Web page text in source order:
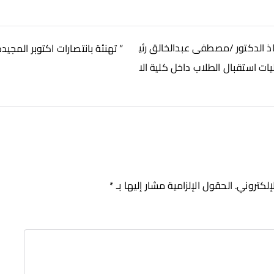
الدكتور /مصطفى عبدالخالق رئي
استقبال الطلاب داخل كلية الا
” تهنئة بانتصارات اكتوبر
الحقول الإلزامية مشار إليها بـ*